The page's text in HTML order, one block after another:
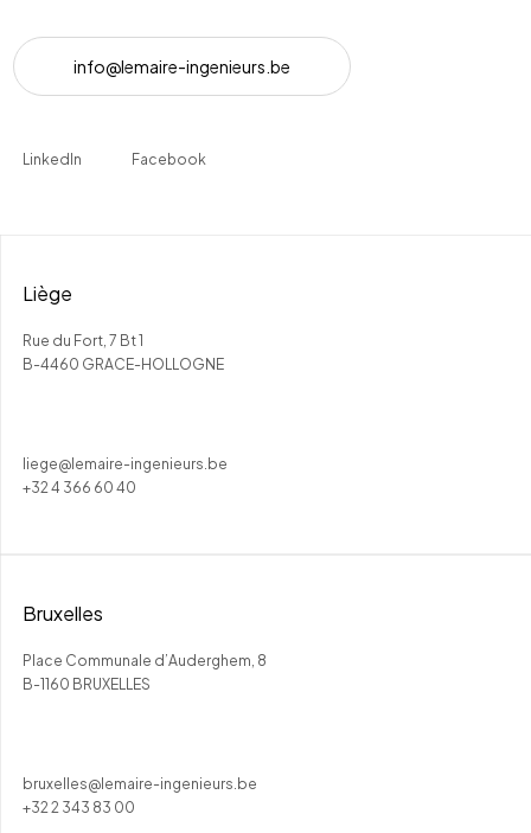
info@lemaire-ingenieurs be
LinkedIn Facebook
Liège
Rue du Fort, 7 Bt 1
B-4460 GRACE-HOLLOGNE
liege@lemaire-ingenieurs.be
+32 4 366 60 40
Bruxelles
Place Communale d’Auderghem, 8
B-1160 BRUXELLES
bruxelles@lemaire-ingenieurs.be
+32 2 343 83 00